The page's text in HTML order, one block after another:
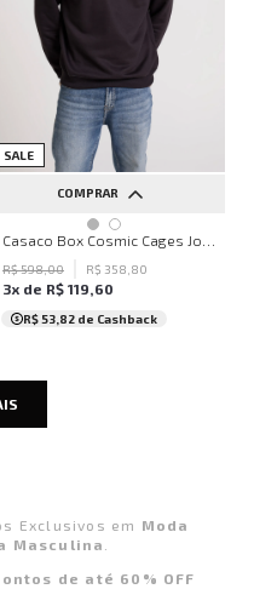
SALE
COMPRAR
P M G
R$598,00 R$ 358 80
3x de R$ 119,60
R$ 53,82 de Cashback
Exclusivos em Moda
Masculina
de até 60% OFF